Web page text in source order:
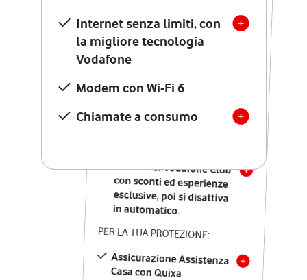
Internet senza limiti, con
la migliore tecnologia
Vodafone
Modem con Wi-Fi 6
Chiamate a consumo
Internet senza limiti, con
la migliore tecnologia
Vodafone
Modem Seven con Wi-Fi 7
Chiamate illimitate verso
numeri fissi e mobili
nazionali
12 mesi di Vodafone Club
con sconti ed esperienze
esclusive, poi si disattiva
in automatico.
PER LA TUA PROTEZIONE:
Assicurazione Assistenza
Casa con Quixa